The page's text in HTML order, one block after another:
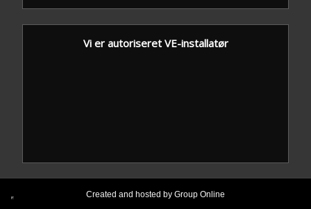
Vi er autoriseret VE-installatør
Created and hosted by Group Online